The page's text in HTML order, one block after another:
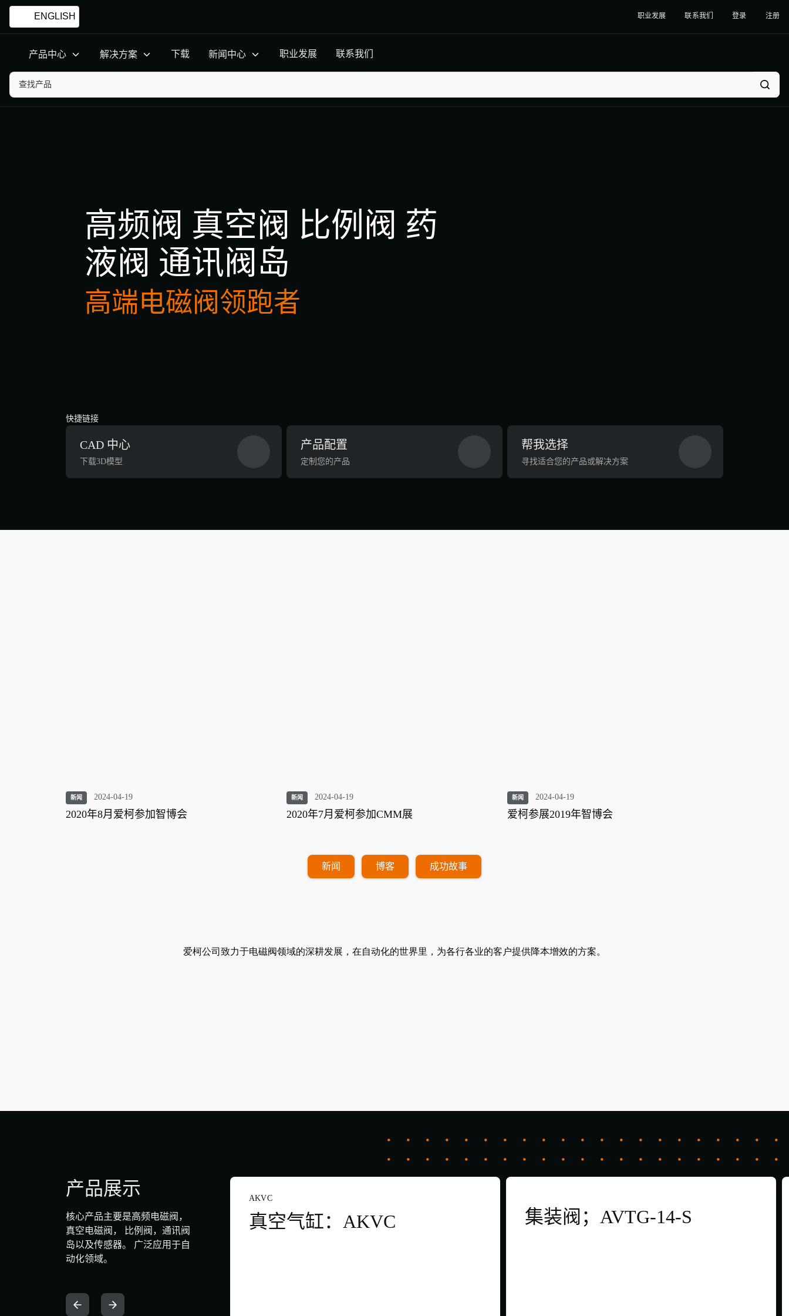
ENGLISH 职业发展 联系我们 登录 注册
产品中心 解决方案 下载 新闻中心
高频阀 真空阀 比例阀 药
液阀 通讯阀岛
高端电磁阀领跑者
快捷链接
CAD 中心
下载3D模型
产品配置
定制您的产品
帮我选择
寻找适合您的产品或解决方案
新闻 2024-04-19
2020年8月爱柯参加智博会
新闻 2024-04-19
2020年7月爱柯参加CMM展
新闻 2024-04-19
爱柯参展2019年智博会
新闻 博客 成功故事
爱柯公司致力于电磁阀领域的深耕发展，在自动化的世界里，为各行各业的客户提供降本增效的方案。
产品展示
核心产品主要是高频电磁阀，
真空电磁阀， 比例阀，通讯阀
岛以及传感器。 广泛应用于自
动化领域。
AKVC
真空气缸：AKVC 集装阀；AVTG-14-S